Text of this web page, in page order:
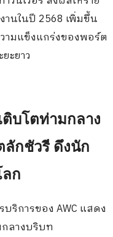
านในปี 2568 เพิ่มขึ้น
ามแข็งแกร่งของพอร์ต
ะยาว
ติบโตท่ามกลาง
ลักชัวรี ดึงนัก
ก
ริการของ AWC แสดง
ลางบริบท